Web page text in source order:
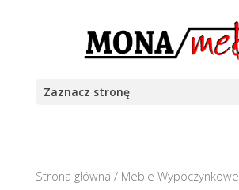
Zaznacz stronę
Strona główna / Meble Wypoczynkowe